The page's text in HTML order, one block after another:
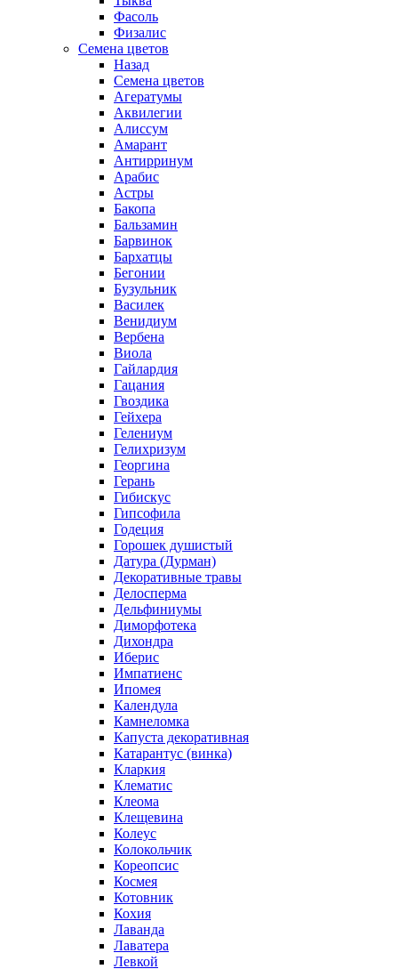
Фасоль
Физалис
Семена цветов
Назад
Семена цветов
Агератумы
Аквилегии
Алиссум
Амарант
Антирринум
Арабис
Астры
Бакопа
Бальзамин
Барвинок
Бархатцы
Бегонии
Бузульник
Василек
Венидиум
Вербена
Виола
Гайлардия
Гацания
Гвоздика
Гейхера
Гелениум
Гелихризум
Георгина
Герань
Гибискус
Гипсофила
Годеция
Горошек душистый
Датура (Дурман)
Декоративные травы
Делосперма
Дельфиниумы
Диморфотека
Дихондра
Иберис
Импатиенс
Ипомея
Календула
Камнеломка
Капуста декоративная
Катарантус (винка)
Кларкия
Клематис
Клеома
Клещевина
Колеус
Колокольчик
Кореопсис
Космея
Котовник
Кохия
Лаванда
Лаватера
Левкой